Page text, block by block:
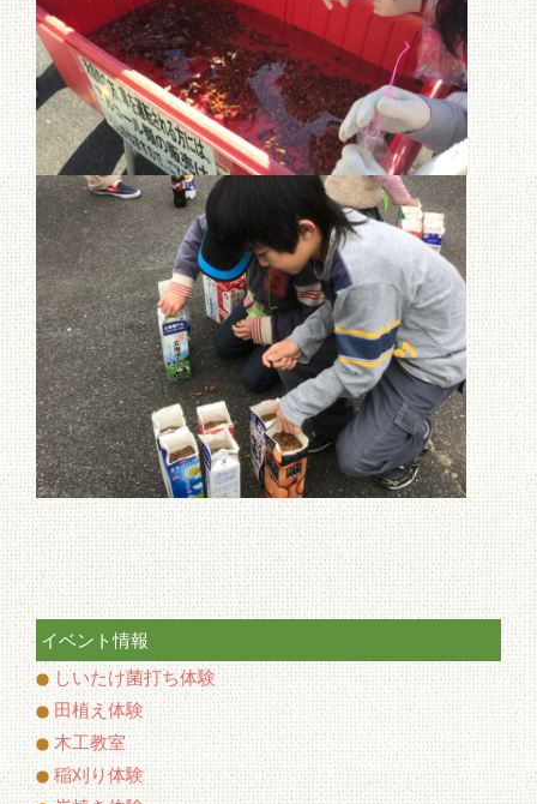
イベント情報
しいたけ菌打ち体験
田植え体験
木工教室
稲刈り体験